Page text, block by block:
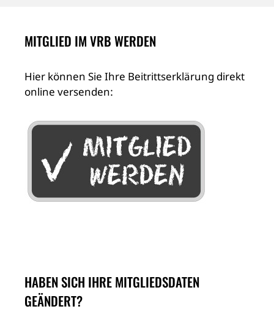
MITGLIED IM VRB WERDEN
Hier können Sie Ihre Beitrittserklärung direkt
online versenden:
HABEN SICH IHRE MITGLIEDSDATEN
GEÄNDERT?